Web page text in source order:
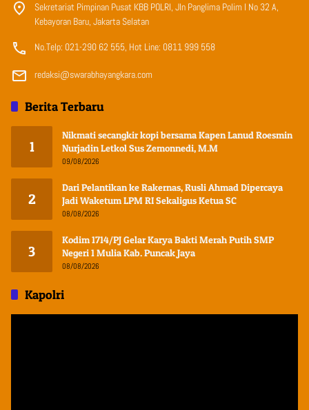
Sekretariat Pimpinan Pusat KBB POLRI, Jln Panglima Polim I No 32 A,
Kebayoran Baru, Jakarta Selatan
No.Telp: 021-290 62 555, Hot Line: 0811 999 558
redaksi@swarabhayangkara.com
Berita Terbaru
1
Nikmati secangkir kopi bersama Kapen Lanud Roesmin
Nurjadin Letkol Sus Zemonnedi, M.M
09/08/2026
2
Dari Pelantikan ke Rakernas, Rusli Ahmad Dipercaya
Jadi Waketum LPM RI Sekaligus Ketua SC
08/08/2026
3
Kodim 1714/PJ Gelar Karya Bakti Merah Putih SMP
Negeri 1 Mulia Kab. Puncak Jaya
08/08/2026
Kapolri